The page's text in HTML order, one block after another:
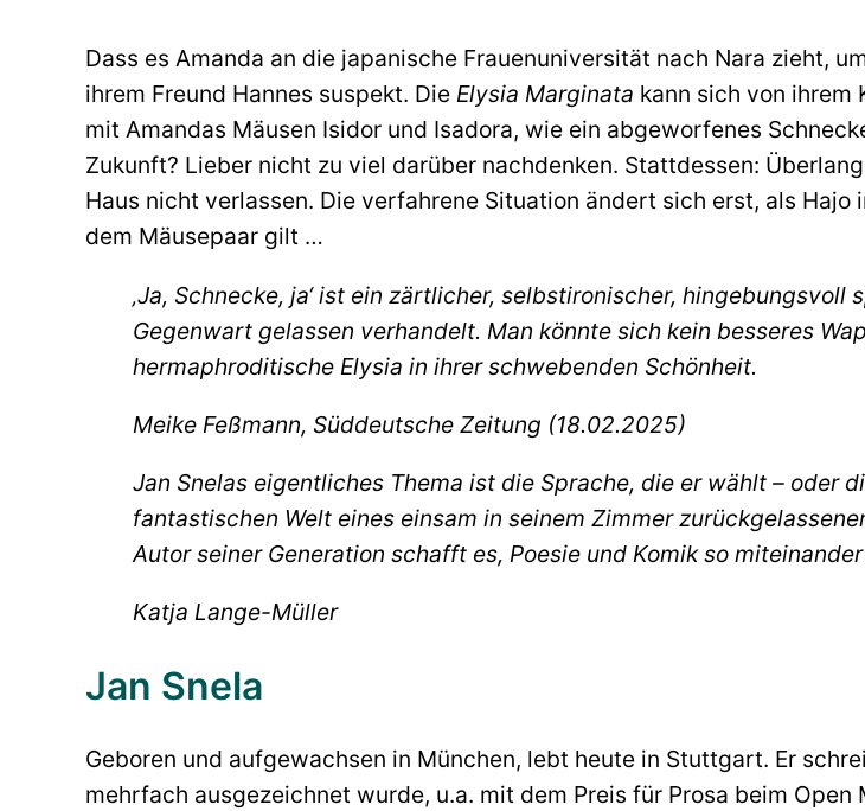
Dass es Amanda an die japanische Frauenuniversität nach Nara zieht,
ihrem Freund Hannes suspekt. Die Elysia Marginata kann sich von ihrem
mit Amandas Mäusen Isidor und Isadora, wie ein abgeworfenes
Zukunft? Lieber nicht zu viel darüber nachdenken. Stattdessen:
Haus nicht verlassen. Die verfahrene Situation ändert sich erst, als
dem Mäusepaar gilt …
‚Ja, Schnecke, ja‘ ist ein zärtlicher, selbstironischer,
Gegenwart gelassen verhandelt. Man könnte sich kein besseres
hermaphroditische Elysia in ihrer schwebenden Schönheit.
Meike Feßmann, Süddeutsche Zeitung (18.02.2025)
Jan Snelas eigentliches Thema ist die Sprache, die er wählt – oder
fantastischen Welt eines einsam in seinem Zimmer
Autor seiner Generation schafft es, Poesie und Komik so
Katja Lange-Müller
Jan Snela
Geboren und aufgewachsen in München, lebt heute in Stuttgart. Er
mehrfach ausgezeichnet wurde, u.a. mit dem Preis für Prosa beim